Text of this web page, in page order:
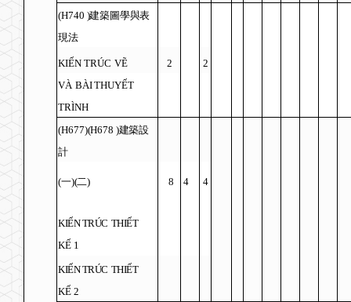
(H740 )建築圖學與表
現法
KIẾN TRÚC VẼ 2
2
VÀ BÀI THUYẾT
TRÌNH
(H677)(H678 )建築設
計
(一)(二)
KIẾN TRÚC THIẾT
KẾ 1
8 4 4
KIẾN TRÚC THIẾT
KẾ 2